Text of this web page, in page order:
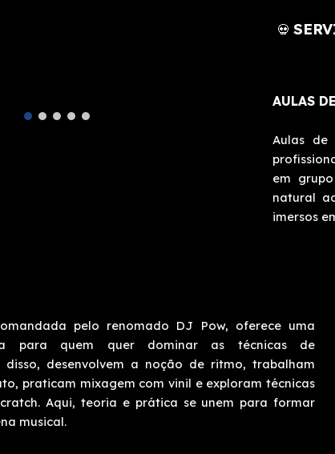
💀
AULAS
Aulas de
em
natural
imersos
pelo renomado DJ Pow, oferece uma
para quem quer dominar as técnicas de
disso, desenvolvem a noção de ritmo, trabalham
praticam mixagem com vinil e exploram técnicas
Aqui, teoria e prática se unem para formar
musical.